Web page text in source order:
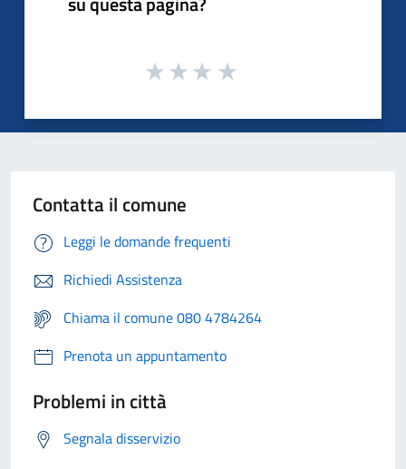
Contatta il comune
Leggi le domande frequenti
Richiedi Assistenza
Chiama il comune 080 4784264
Prenota un appuntamento
Problemi in città
Segnala disservizio